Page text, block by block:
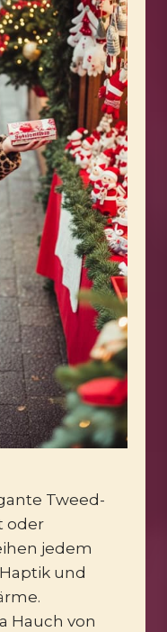
Tweed-
oder
jedem
und
Hauch von